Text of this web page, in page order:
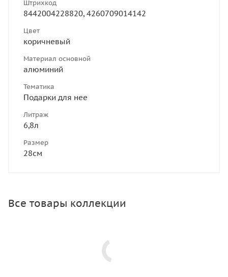
Штрихкод
8442004228820, 4260709014142
Цвет
коричневый
Материал основной
алюминий
Тематика
Подарки для нее
Литраж
6,8л
Размер
28см
Все товары коллекции